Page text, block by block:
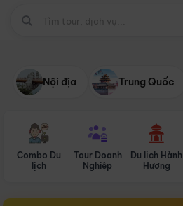
Nội địa Trung Quốc
Combo Du
lịch
Tour Doanh
Nghiệp
Du lịch Hành
Hương